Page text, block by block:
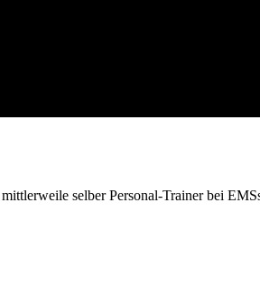
selber Personal-Trainer bei